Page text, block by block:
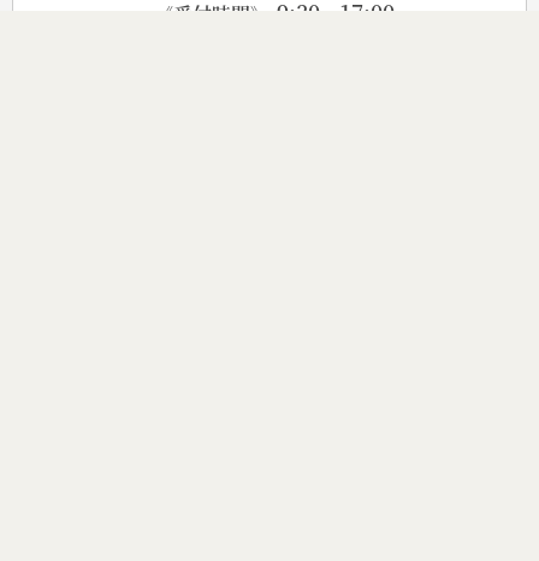
《受付時間》 9:30 - 17:00